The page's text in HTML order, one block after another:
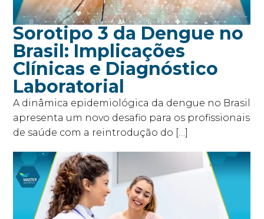
Sorotipo 3 da Dengue no
Brasil: Implicações
Clínicas e Diagnóstico
Laboratorial
A dinâmica epidemiológica da dengue no Brasil
apresenta um novo desafio para os profissionais
de saúde com a reintrodução do […]